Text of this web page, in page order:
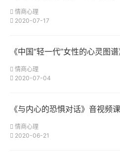
情商心理
2020-07-17
《中国“轻一代”女性的心灵图
情商心理
2020-07-04
《与内心的恐惧对话》音视频课
情商心理
2020-06-21